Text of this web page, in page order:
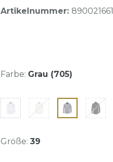
Artikelnummer: 890021661
Farbe: Grau (705)
Größe: 39